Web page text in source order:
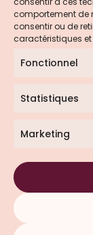
comportement de
consentir ou de
caractéristiques
Fonctionnel
Statistiques
Marketing